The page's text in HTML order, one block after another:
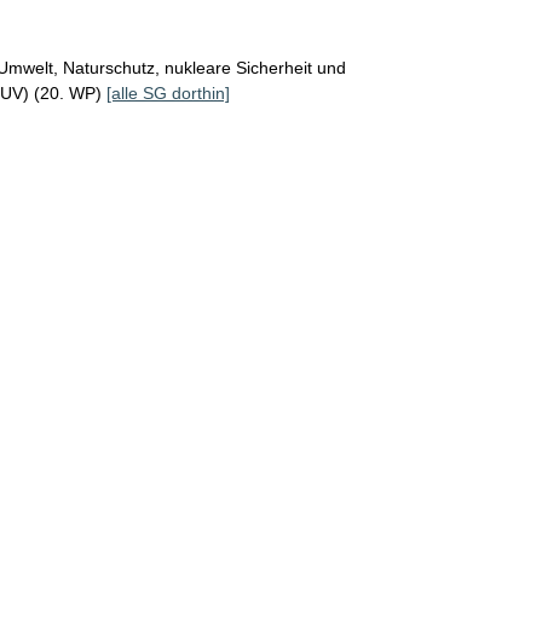
Naturschutz, nukleare Sicherheit und
(20. WP) [alle SG dorthin]